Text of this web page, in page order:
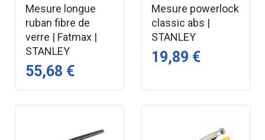
Mesure longue
ruban fibre de
verre | Fatmax |
STANLEY
55,68 €
Mesure powerlock
classic abs |
STANLEY
19,89 €